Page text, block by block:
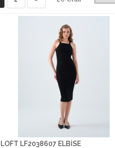
LOFT LF2038607 ELBİSE